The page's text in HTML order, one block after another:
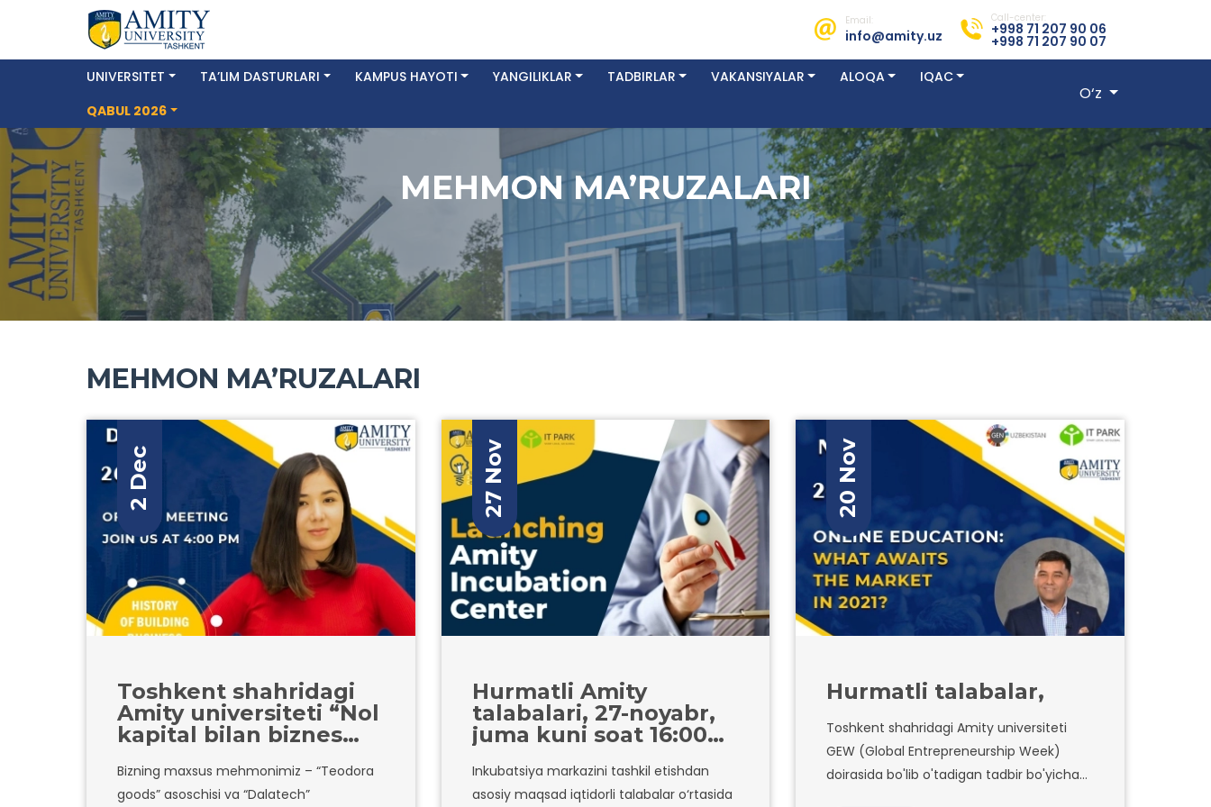
Email:
info@amity.uz
Call-center:
+998 71 207 90 06
+998 71 207 90 07
UNIVERSITET
TA’LIM DASTURLARI KAMPUS HAYOTI YANGILIKLAR TADBIRLAR VAKANSIYALAR ALOQA
IQAC
QABUL 2026
O‘z
MEHMON MA’RUZALARI
MEHMON MA’RUZALARI
2 Dec
Toshkent shahridagi
Amity universiteti “Nol
kapital bilan biznes
mavzusida oflayn
mehmon ma’ruzasini
Bizning maxsus mehmonimiz – “Teodora
goods” asoschisi va “Dalatech”
27 Nov
Hurmatli Amity
talabalari, 27-noyabr,
juma kuni soat 16:00
Markazining ishga
tushirilishi bilan
Inkubatsiya markazini tashkil etishdan
asosiy maqsad iqtidorli talabalar o‘rtasida
20 Nov
Hurmatli talabalar,
Toshkent shahridagi Amity universiteti
GEW (Global Entrepreneurship Week)
doirasida bo'lib o'tadigan tadbir bo'yicha